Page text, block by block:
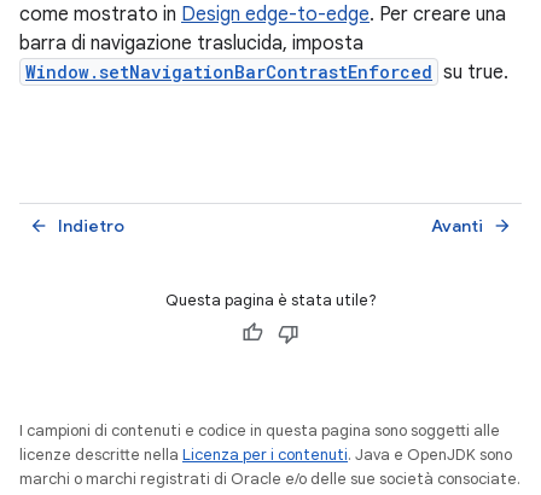
come mostrato in Design edge-to-edge. Per creare una
barra di navigazione traslucida, imposta
Window.setNavigationBarContrastEnforced su true.
Indietro
arrow_back Avanti arrow_forward
Questa pagina è stata utile?
I campioni di contenuti e codice in questa pagina sono soggetti alle
licenze descritte nella Licenza per i contenuti. Java e OpenJDK sono
marchi o marchi registrati di Oracle e/o delle sue società consociate.